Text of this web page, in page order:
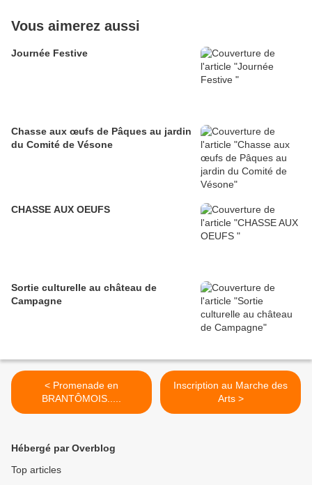
Vous aimerez aussi
Journée Festive
Chasse aux œufs de Pâques au jardin
du Comité de Vésone
CHASSE AUX OEUFS
Sortie culturelle au château de
Campagne
< Promenade en
BRANTÔMOIS.....
Inscription au Marche des
Arts >
Hébergé par Overblog
Top articles